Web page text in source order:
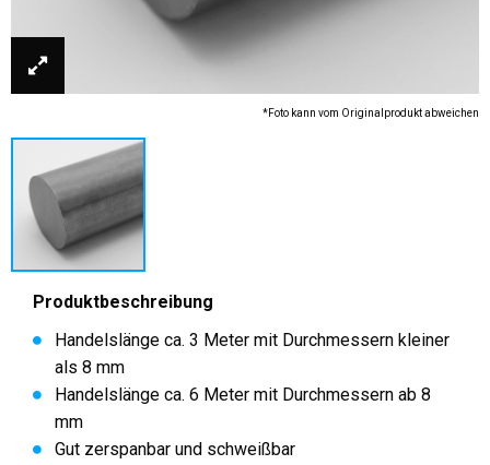
*Foto kann vom Originalprodukt abweichen
Produktbeschreibung
Handelslänge ca. 3 Meter mit Durchmessern kleiner
als 8 mm
Handelslänge ca. 6 Meter mit Durchmessern ab 8
mm
Gut zerspanbar und schweißbar